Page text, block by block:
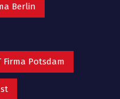
Berlin
Firma Potsdam